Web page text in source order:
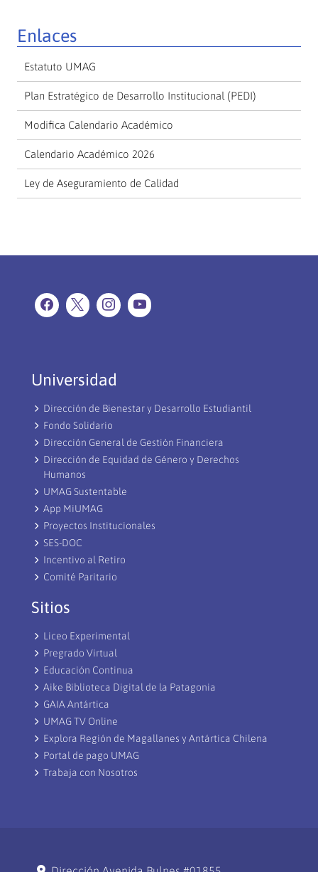
Enlaces
Estatuto UMAG
Plan Estratégico de Desarrollo Institucional (PEDI)
Modifica Calendario Académico
Calendario Académico 2026
Ley de Aseguramiento de Calidad
Universidad
Dirección de Bienestar y Desarrollo Estudiantil
Fondo Solidario
Dirección General de Gestión Financiera
Dirección de Equidad de Género y Derechos
Humanos
UMAG Sustentable
App MiUMAG
Proyectos Institucionales
SES-DOC
Incentivo al Retiro
Comité Paritario
Sitios
Liceo Experimental
Pregrado Virtual
Educación Continua
Aike Biblioteca Digital de la Patagonia
GAIA Antártica
UMAG TV Online
Explora Región de Magallanes y Antártica Chilena
Portal de pago UMAG
Trabaja con Nosotros